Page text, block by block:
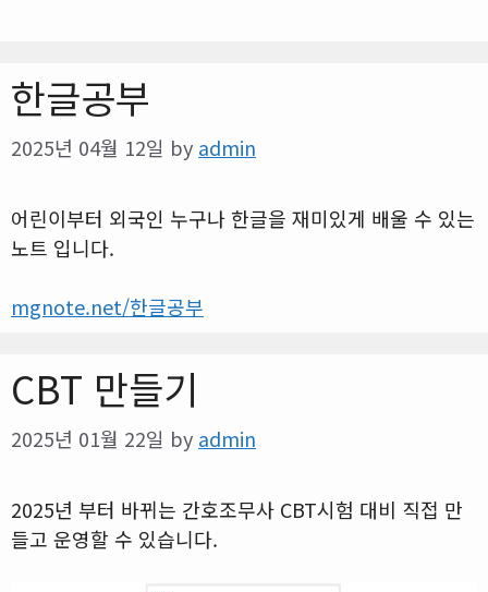
한글공부
2025년 04월 12일 by admin
어린이부터 외국인 누구나 한글을 재미있게 배울 수 있는
노트 입니다.
mgnote.net/한글공부
CBT 만들기
2025년 01월 22일 by admin
2025년 부터 바뀌는 간호조무사 CBT시험 대비 직접 만
들고 운영할 수 있습니다.